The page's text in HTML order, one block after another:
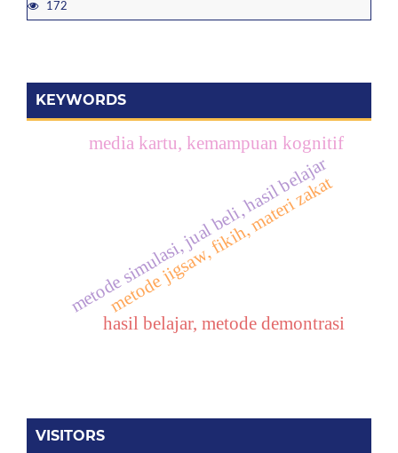
172
KEYWORDS
metode jigsaw, fikih, materi zakat
metode simulasi, jual beli, hasil belajar
media kartu, kemampuan kognitif
hasil belajar, metode demontrasi
VISITORS